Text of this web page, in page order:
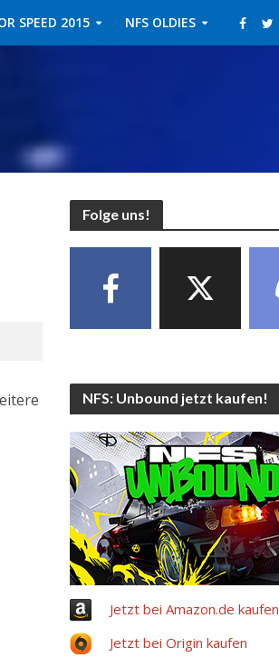
SPEED 2015 NFS OLDIES
Folge uns!
NFS: Unbound jetzt kaufen!
Jetzt bei Amazon.de kaufen
Jetzt bei Origin kaufen